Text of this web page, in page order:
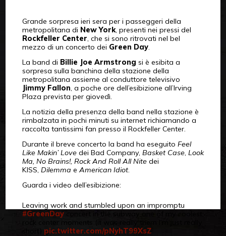
Grande sorpresa ieri sera per i passeggeri della
metropolitana di New York, presenti nei pressi del
Rockfeller Center, che si sono ritrovati nel bel
mezzo di un concerto dei Green Day.
La band di Billie Joe Armstrong si è esibita a
sorpresa sulla banchina della stazione della
metropolitana assieme al conduttore televisivo
Jimmy Fallon, a poche ore dell’esibizione all’Irving
Plaza prevista per giovedì.
La notizia della presenza della band nella stazione è
rimbalzata in pochi minuti su internet richiamando a
raccolta tantissimi fan presso il Rockfeller Center.
Durante il breve concerto la band ha eseguito Feel
Like Makin’ Lovedei Bad Company, Basket Case, Look
Ma, No Brains!, Rock And Roll All Nitedei
KISS, Dilemma e American Idiot.
Guarda i video dell’esibizione:
Leaving work and stumbled upon an impromptu
#GreenDayconcert in the subway one of my coolest
pic.twitter.com/pNyhT99XsZ